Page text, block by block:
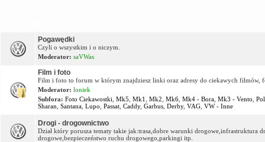
Pogawędki
Czyli o wszystkim i o niczym.
Moderator: saVWas
Film i foto
Film i foto to forum w którym znajdziesz linki oraz adresy do ciekawych filmów,
Moderator: loniek
Subfora: Foto Ciekawostki Mk5 Mk1 Mk2 Mk6 Mk4 - Bora Mk3 - Vento
Sharan Santana Lupo Passat Caddy, Garbus Derby, VAG VW - Inne
Drogi - drogownictwo
Dział który porusza tematy takie jak:trasa,dobre warunki drogowe,infrastruktura
drogowe,bezpieczeństwo ruchu drogowego,parkingi itp.